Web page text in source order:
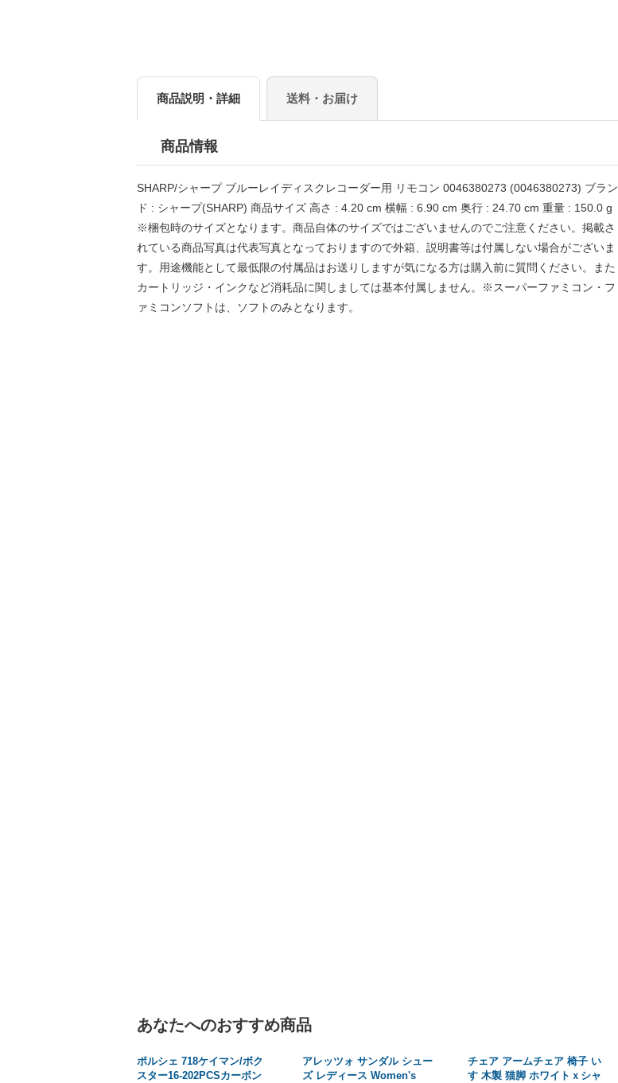
商品説明・詳細 送料・お届け
商品情報
SHARP/シャープ ブルーレイディスクレコーダー用 リモコン 0046380273 (0046380273) ブラン
ド : シャープ(SHARP) 商品サイズ 高さ : 4.20 cm 横幅 : 6.90 cm 奥行 : 24.70 cm 重量 : 150.0 g
※梱包時のサイズとなります。商品自体のサイズではございませんのでご注意ください。掲載さ
れている商品写真は代表写真となっておりますので外箱、説明書等は付属しない場合がございま
す。用途機能として最低限の付属品はお送りしますが気になる方は購入前に質問ください。また
カートリッジ・インクなど消耗品に関しましては基本付属しません。※スーパーファミコン・フ
ァミコンソフトは、ソフトのみとなります。
あなたへのおすすめ商品
ポルシェ 718ケイマン/ボク
スター16-202PCSカーボン
アレッツォ サンダル シュー
ズ レディース Women's
チェア アームチェア 椅子 い
す 木製 猫脚 ホワイトｘシャ